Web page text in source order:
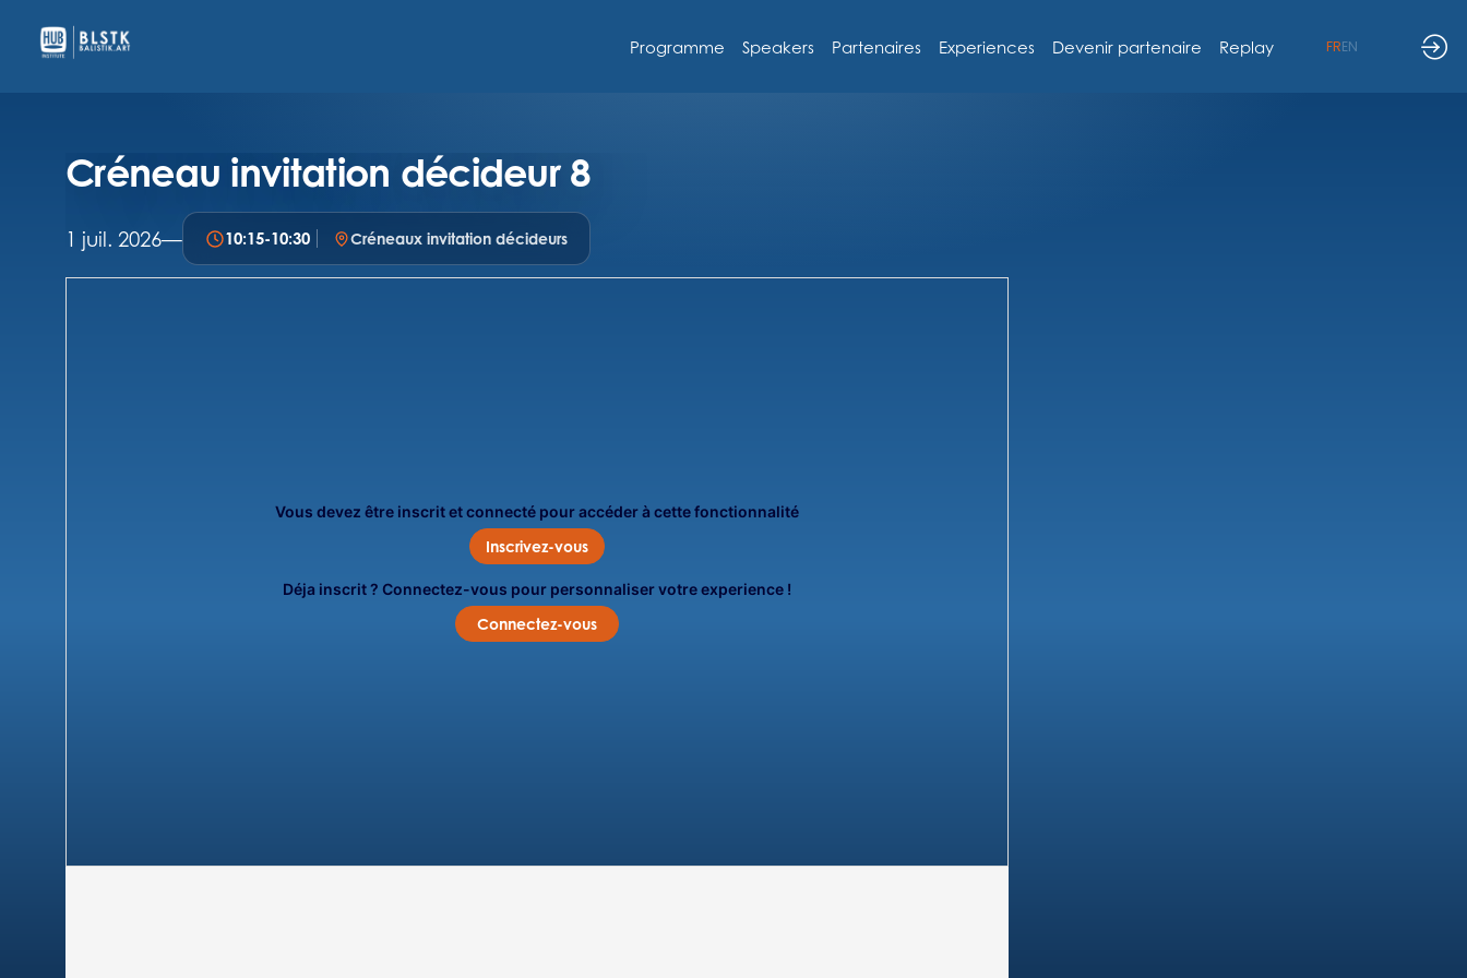
Programme Speakers Partenaires Experiences Devenir partenaire Replay FREN
Créneau invitation décideur 8
1 juil. 2026— 10:15-10:30 Créneaux invitation décideurs
Vous devez être inscrit et connecté pour accéder à cette fonctionnalité
Inscrivez-vous
Déja inscrit ? Connectez-vous pour personnaliser votre experience !
Connectez-vous